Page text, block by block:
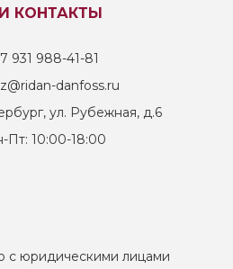
КОНТАКТЫ
931 988-41-81
danfoss.ru
ул. Рубежная, д.6
Пт: 10:00-18:00
с юридическими лицами